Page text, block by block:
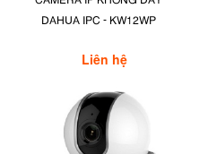
DAHUA IPC - KW12WP
Liên hệ